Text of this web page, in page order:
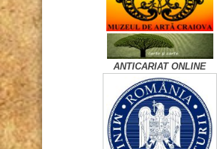
ANTICARIAT ONLINE